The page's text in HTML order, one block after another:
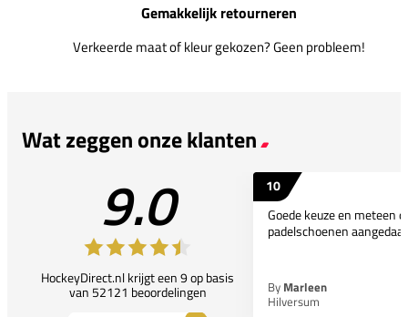
Gemakkelijk retourneren
Verkeerde maat of kleur gekozen? Geen probleem!
Wat zeggen onze klanten
9.0
HockeyDirect.nl krijgt een 9 op basis
van 52121 beoordelingen
10
Goede keuze en meteen
padelschoenen
By Marleen
Hilversum